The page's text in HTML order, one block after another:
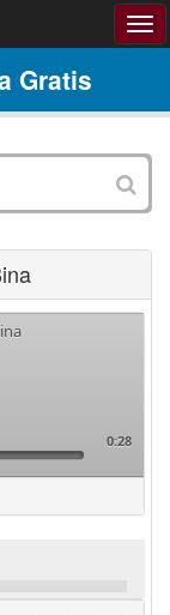
Gratis
0:28